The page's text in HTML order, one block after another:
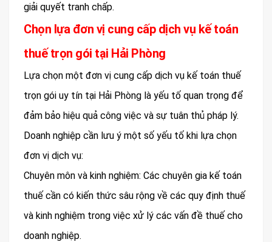
giải quyết tranh chấp.
Chọn lựa đơn vị cung cấp dịch vụ kế toán
thuế trọn gói tại Hải Phòng
Lựa chọn một đơn vị cung cấp dịch vụ kế toán thuế
trọn gói uy tín tại Hải Phòng là yếu tố quan trọng để
đảm bảo hiệu quả công việc và sự tuân thủ pháp lý.
Doanh nghiệp cần lưu ý một số yếu tố khi lựa chọn
đơn vị dịch vụ:
Chuyên môn và kinh nghiệm: Các chuyên gia kế toán
thuế cần có kiến thức sâu rộng về các quy định thuế
và kinh nghiệm trong việc xử lý các vấn đề thuế cho
doanh nghiệp.